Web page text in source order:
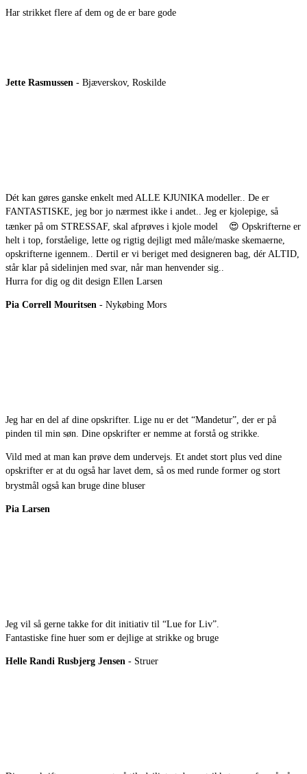
Har strikket flere af dem og de er bare gode
Jette Rasmussen - Bjæverskov, Roskilde
Dét kan gøres ganske enkelt med ALLE KJUNIKA modeller.. De er
FANTASTISKE, jeg bor jo nærmest ikke i andet.. Jeg er kjolepige, så
tænker på om STRESSAF, skal afprøves i kjole model
😍 Opskrifterne er
helt i top, forståelige, lette og rigtig dejligt med måle/maske skemaerne,
opskrifterne igennem.. Dertil er vi beriget med designeren bag, dér ALTID,
står klar på sidelinjen med svar, når man henvender sig..
Hurra for dig og dit design Ellen Larsen
Pia Correll Mouritsen - Nykøbing Mors
Jeg har en del af dine opskrifter. Lige nu er det “Mandetur”, der er på
pinden til min søn. Dine opskrifter er nemme at forstå og strikke.
Vild med at man kan prøve dem undervejs. Et andet stort plus ved dine
opskrifter er at du også har lavet dem, så os med runde former og stort
brystmål også kan bruge dine bluser
Pia Larsen
Jeg vil så gerne takke for dit initiativ til “Lue for Liv”.
Fantastiske fine huer som er dejlige at strikke og bruge
Helle Randi Rusbjerg Jensen - Struer